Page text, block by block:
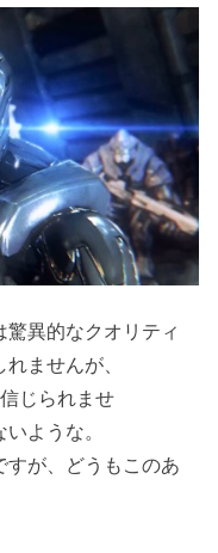
異的なクオリティ
ませんが、
じられませ
ような。
すが、どうもこのあ